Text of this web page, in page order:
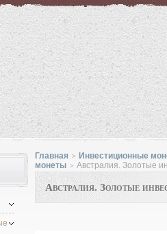
Главная >
Инвестиционные
монеты > Австралия. Золотые
Австралия. Золотые